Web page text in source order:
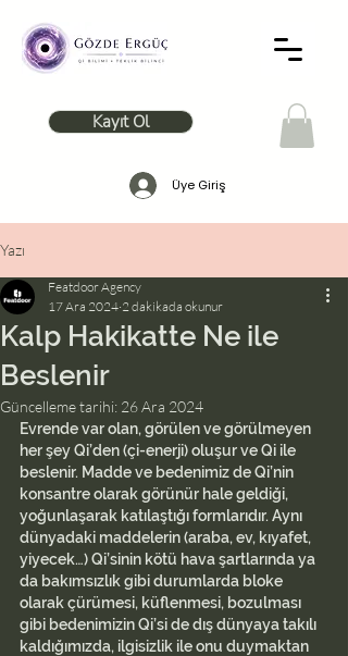
Kayıt Ol
Üye Giriş
Yazı
Kalp Hakikatte Ne ile
Beslenir
Featdoor Agency
17 Ara 2024 2 dakikada okunur
Güncelleme tarihi: 26 Ara 2024
Evrende var olan, görülen ve görülmeyen
her şey Qi’den (çi-enerji) oluşur ve Qi ile
beslenir. Madde ve bedenimiz de Qi’nin
konsantre olarak görünür hale geldiği,
yoğunlaşarak katılaştığı formlarıdır. Aynı
dünyadaki maddelerin (araba, ev, kıyafet,
yiyecek…) Qi’sinin kötü hava şartlarında ya
da bakımsızlık gibi durumlarda bloke
olarak çürümesi, küflenmesi, bozulması
gibi bedenimizin Qi’si de dış dünyaya takılı
kaldığımızda, ilgisizlik ile onu duymaktan